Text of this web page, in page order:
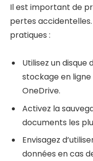
Il est important de
pertes
pratiques :
Utilisez un disque
stockage en
OneDrive.
Activez la
documents les
Envisagez
données en cas